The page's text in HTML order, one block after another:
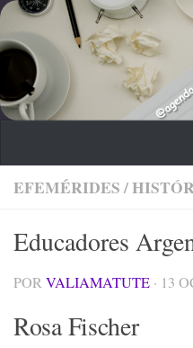
Saltar al contenido
EFEMÉRIDES/
Educadores
POR VALIAMATUTE · 13
Rosa Fischer